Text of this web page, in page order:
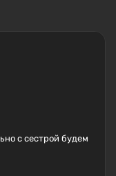
с сестрой будем